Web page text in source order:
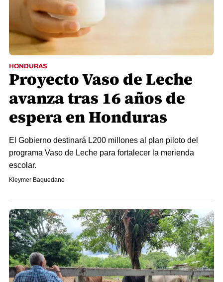
HONDURAS
Proyecto Vaso de Leche
avanza tras 16 años de
espera en Honduras
El Gobierno destinará L200 millones al plan piloto del
programa Vaso de Leche para fortalecer la merienda
escolar.
Kleymer Baquedano